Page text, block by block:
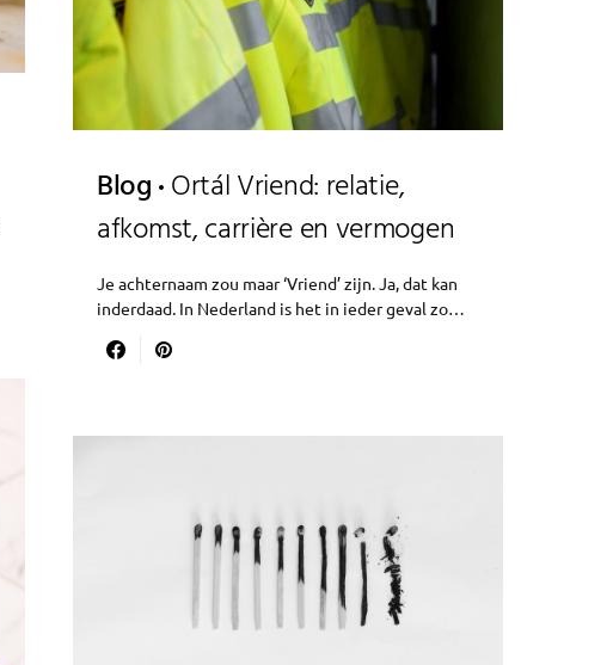
Blog Ortál Vriend: relatie,
afkomst, carrière en vermogen
Je achternaam zou maar ‘Vriend’ zijn. Ja, dat kan
inderdaad. In Nederland is het in ieder geval zo…